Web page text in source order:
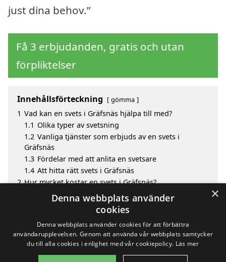
just dina behov.”
Få 3 erbjudanden, gratis och utan
förpliktelser
Innehållsförteckning gömma
1 Vad kan en svets i Gräfsnäs hjälpa till med?
1.1 Olika typer av svetsning
1.2 Vanliga tjänster som erbjuds av en svets i
Gräfsnäs
1.3 Fördelar med att anlita en svetsare
1.4 Att hitta rätt svets i Gräfsnäs
2 Hur mycket kostar en svets i Gräfsnäs?
Fördelar med att välja svets i Gräfsnäs
Sök efter en skicklig svets i de omgivande städerna
×
Denna webbplats använder
cookies
Denna webbplats använder cookies för att förbättra
användarupplevelsen. Genom att använda vår webbplats samtycker
du till alla cookies i enlighet med vår cookiepolicy. Läs mer